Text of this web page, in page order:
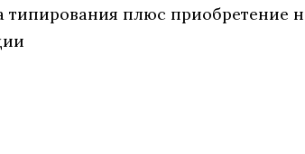
типирования плюс приобретение